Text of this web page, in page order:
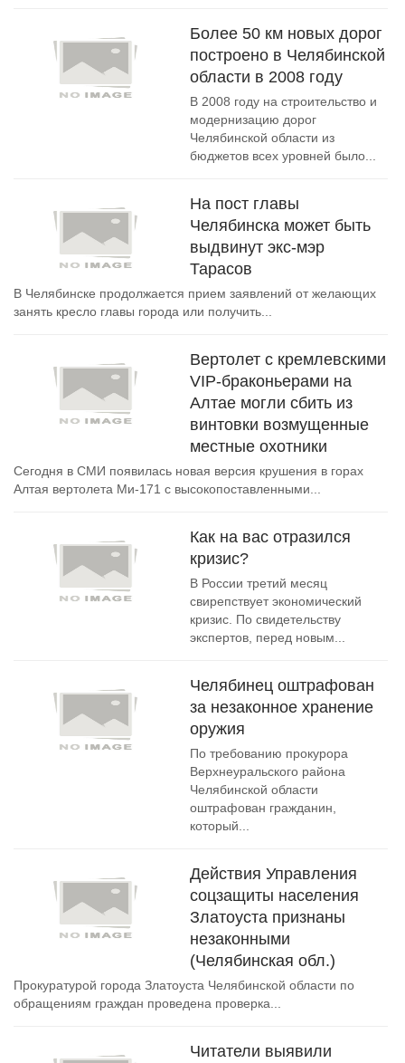
Более 50 км новых дорог
построено в Челябинской
области в 2008 году
В 2008 году на строительство и
модернизацию дорог
Челябинской области из
бюджетов всех уровней было...
На пост главы
Челябинска может быть
выдвинут экс-мэр
Тарасов
В Челябинске продолжается прием заявлений от желающих
занять кресло главы города или получить...
Вертолет с кремлевскими
VIP-браконьерами на
Алтае могли сбить из
винтовки возмущенные
местные охотники
Сегодня в СМИ появилась новая версия крушения в горах
Алтая вертолета Ми-171 с высокопоставленными...
Как на вас отразился
кризис?
В России третий месяц
свирепствует экономический
кризис. По свидетельству
экспертов, перед новым...
Челябинец оштрафован
за незаконное хранение
оружия
По требованию прокурора
Верхнеуральского района
Челябинской области
оштрафован гражданин,
который...
Действия Управления
соцзащиты населения
Златоуста признаны
незаконными
(Челябинская обл.)
Прокуратурой города Златоуста Челябинской области по
обращениям граждан проведена проверка...
Читатели выявили